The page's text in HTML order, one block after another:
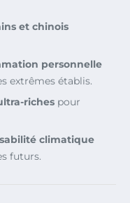
et chinois
personnelle
extrêmes établis.
riches pour
climatique
futurs.